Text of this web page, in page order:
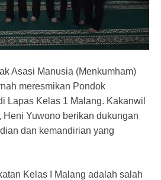
Asasi Manusia (Menkumham)
meresmikan Pondok
Lapas Kelas 1 Malang. Kakanwil
Heni Yuwono berikan dukungan
dan kemandirian yang
Kelas I Malang adalah salah